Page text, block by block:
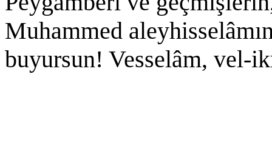
Muhammed
buyursun! Vesselâm, vel-